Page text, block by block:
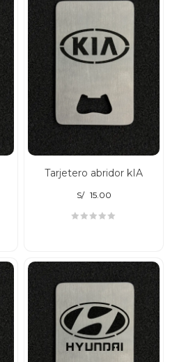
Tarjetero abridor kIA
S/ 15.00